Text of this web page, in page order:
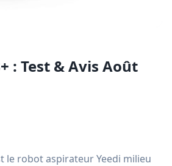
: Test & Avis Août
le robot aspirateur Yeedi milieu